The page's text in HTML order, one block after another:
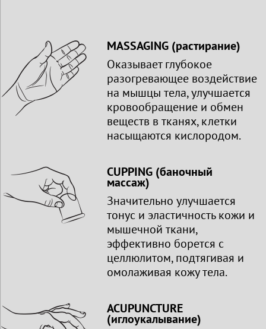
MASSAGING (растирание)
Оказывает глубокое
разогревающее воздействие
на мышцы тела, улучшается
кровообращение и обмен
веществ в тканях, клетки
насыщаются кислородом.
CUPPING (баночный
массаж)
Значительно улучшается
тонус и эластичность кожи и
мышечной ткани,
эффективно борется с
целлюлитом, подтягивая и
омолаживая кожу тела.
ACUPUNCTURE
(иглоукалывание)